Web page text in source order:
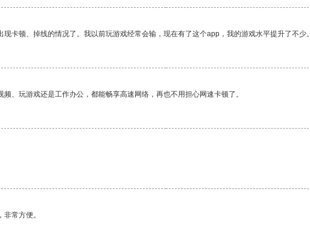
卡顿、掉线的情况了。我以前玩游戏经常会输，现在有了这个app，我的游戏水平提升了不少。
、玩游戏还是工作办公，都能畅享高速网络，再也不用担心网速卡顿了。
常方便。